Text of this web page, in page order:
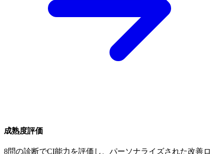
成熟度評価
8問の診断でCI能力を評価し、パーソナライズされた改善ロ